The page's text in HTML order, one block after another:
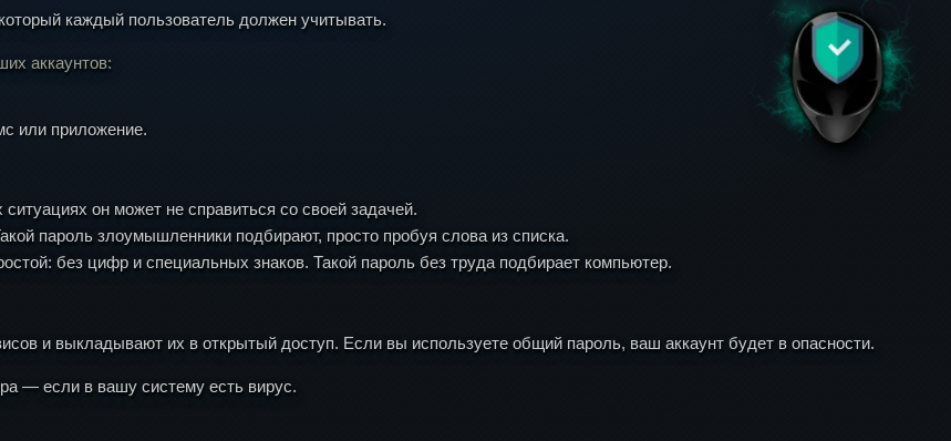
каждый пользователь должен учитывать.
аккаунтов:
или приложение.
он может не справиться со своей задачей.
пароль злоумышленники подбирают, просто пробуя слова из списка.
без цифр и специальных знаков. Такой пароль без труда подбирает компьютер.
и выкладывают их в открытый доступ. Если вы используете общий пароль, ваш аккаунт будет в опасности.
— если в вашу систему есть вирус.